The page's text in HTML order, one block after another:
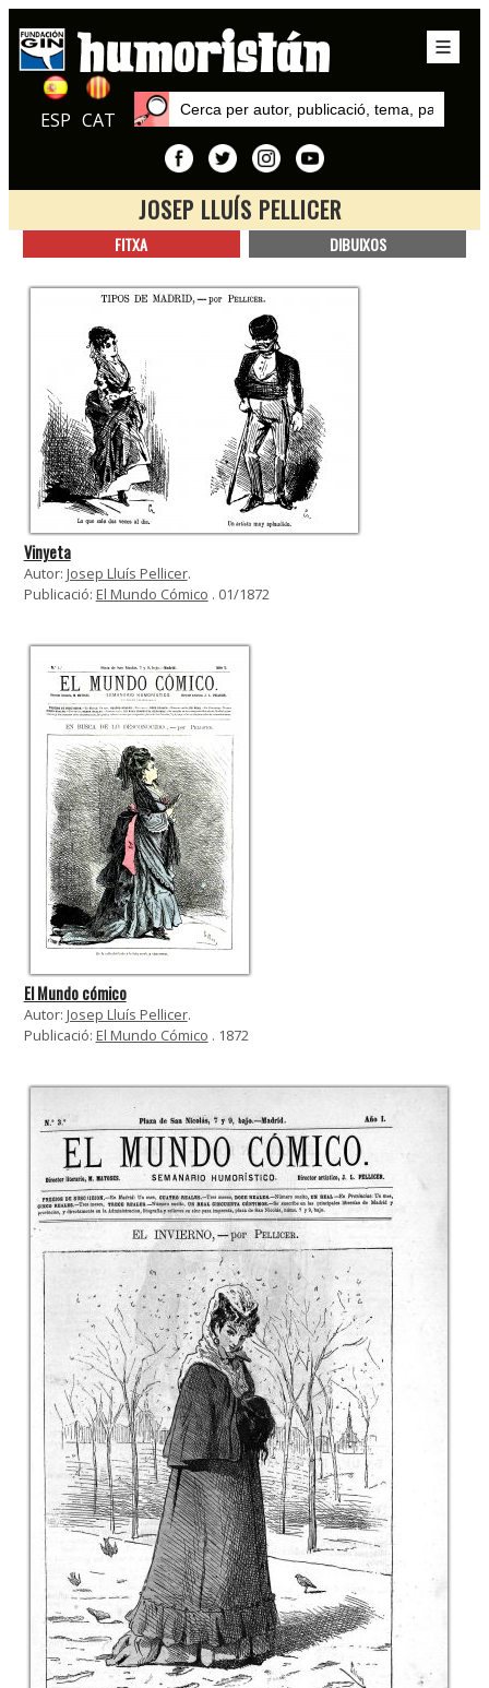
ESP CAT
JOSEP LLUÍS PELLICER
Josep Lluís Pellicer
FITXA DIBUIXOS
Vinyeta
Autor: Josep Lluís Pellicer.
Publicació: El Mundo Cómico . 01/1872
El Mundo cómico
Autor: Josep Lluís Pellicer.
Publicació: El Mundo Cómico . 1872